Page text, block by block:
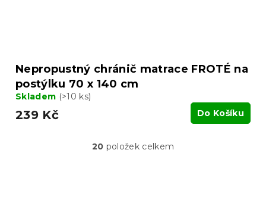
Nepropustný chránič matrace FROTÉ na
postýlku 70 x 140 cm
Skladem (>10 ks)
239 Kč Do Košíku
O
20 položek celkem